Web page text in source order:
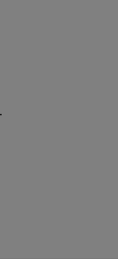
.